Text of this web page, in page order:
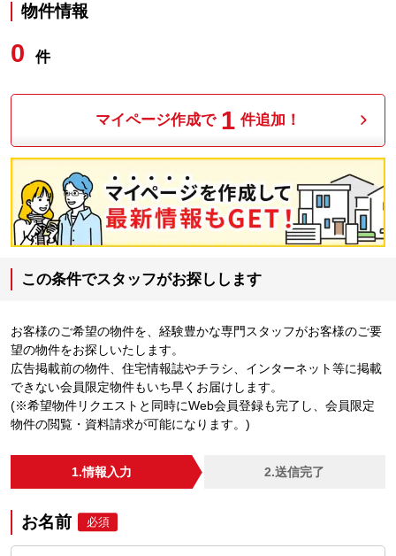
物件情報
0 件
マイページ作成で 1 件追加！
この条件でスタッフがお探しします
お客様のご希望の物件を、経験豊かな専門スタッフがお客様のご要
望の物件をお探しいたします。
広告掲載前の物件、住宅情報誌やチラシ、インターネット等に掲載
できない会員限定物件もいち早くお届けします。
(※希望物件リクエストと同時にWeb会員登録も完了し、会員限定
物件の閲覧・資料請求が可能になります。)
1.情報入力 2.送信完了
お名前 必須